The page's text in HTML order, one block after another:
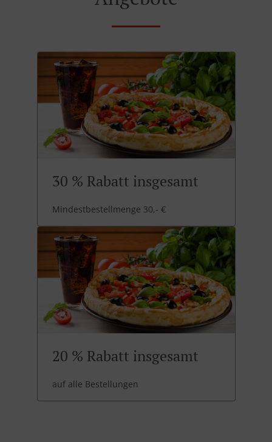
30 % Rabatt insgesamt
Mindestbestellmenge 30,- €
20 % Rabatt insgesamt
auf alle Bestellungen